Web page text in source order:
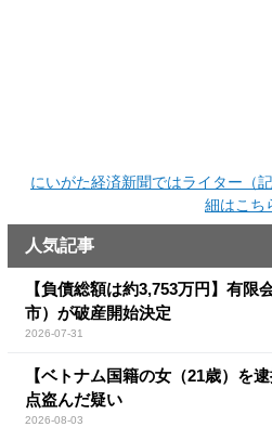
にいがた経済新聞ではライター（
細はこち
人気記事
【負債総額は約3,753万円】有限
市）が破産開始決定
2026-07-31
【ベトナム国籍の女（21歳）を
点盗んだ疑い
2026-08-03